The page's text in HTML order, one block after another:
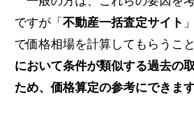
ですが「不動産一括査定サイト
で価格相場を計算してもらうこ
において条件が類似する過去の
ため、価格算定の参考にできま